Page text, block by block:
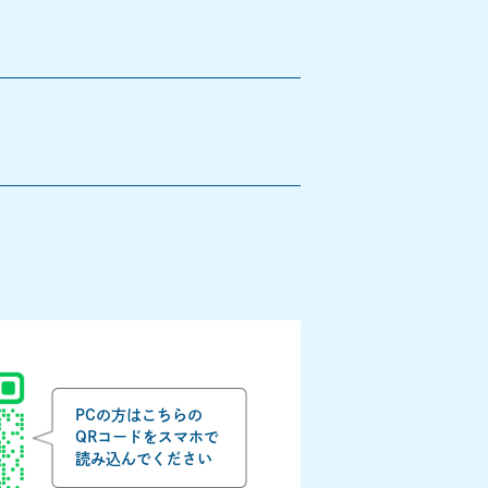
PCの方はこちらの
QRコードをスマホで
読み込んでください